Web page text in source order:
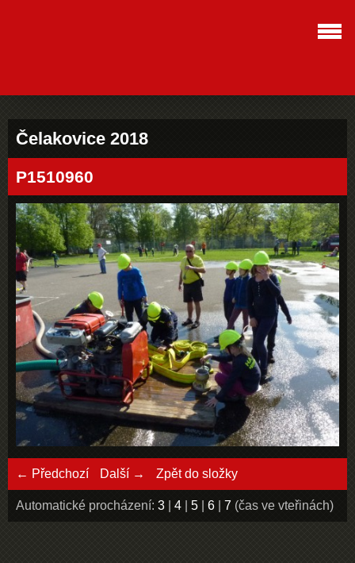
Čelakovice 2018
P1510960
← Předchozí Další → Zpět do složky
Automatické procházení: 3 4 5 6 7 (čas ve vteřinách)